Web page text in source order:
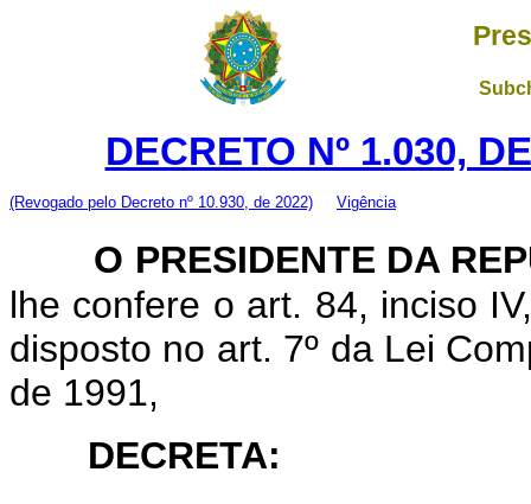
DECRETO Nº 1.030,
(Revogado pelo Decreto nº 10.930, de 2022) Vigência
O PRESIDENTE DA
lhe confere o art. 84, inciso
disposto no art. 7º da Lei
de 1991,
DECRETA: